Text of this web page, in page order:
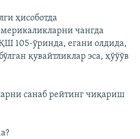
ҳисоботда
чангда
105-ўринда, егани олдида,
қувайтликлар эса, ҳўўўв
санаб рейтинг чиқариш